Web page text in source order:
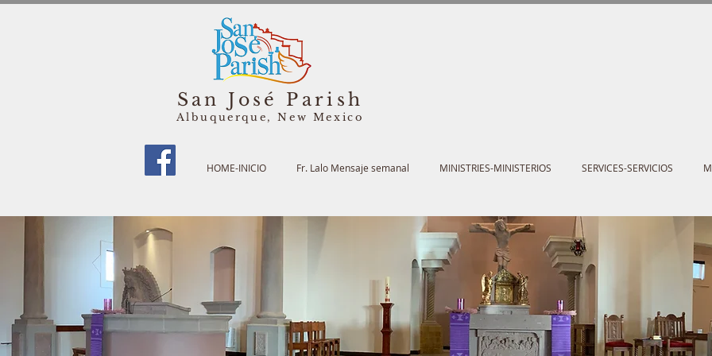
San José Parish
Albuquerque, New Mexico
HOME-INICIO Fr. Lalo Mensaje semanal MINISTRIES-MINISTERIOS SERVICES-SERVICIOS